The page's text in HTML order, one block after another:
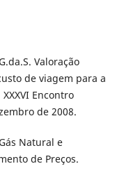
Valoração
de viagem para a
Encontro
de 2008.
Natural e
de Preços.